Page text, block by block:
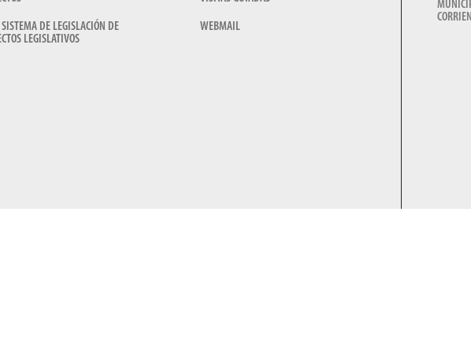
DE LEGISLACIÓN DE
LEGISLATIVOS
WEBMAIL